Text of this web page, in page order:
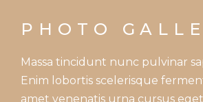
PHOTO
Massa tincidunt nunc pulvinar
Enim lobortis scelerisque
amet venenatis urna cursus